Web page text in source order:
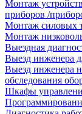
Монтаж
приборов /
Монтаж силовых
Монтаж
Выездная
Выезд инженера
Выезд инженера
обследования
Шкафы